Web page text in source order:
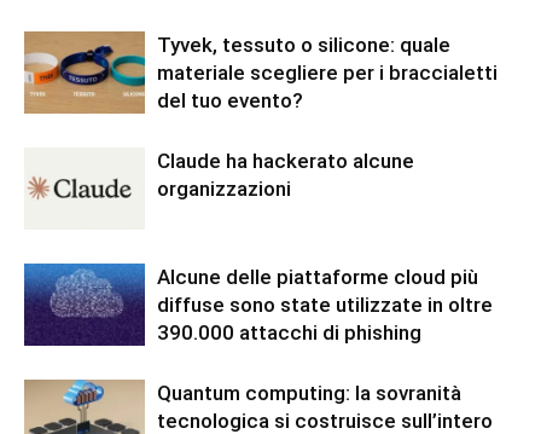
Tyvek, tessuto o silicone: quale
materiale scegliere per i braccialetti
del tuo evento?
Claude ha hackerato alcune
organizzazioni
Alcune delle piattaforme cloud più
diffuse sono state utilizzate in oltre
390.000 attacchi di phishing
Quantum computing: la sovranità
tecnologica si costruisce sull’intero